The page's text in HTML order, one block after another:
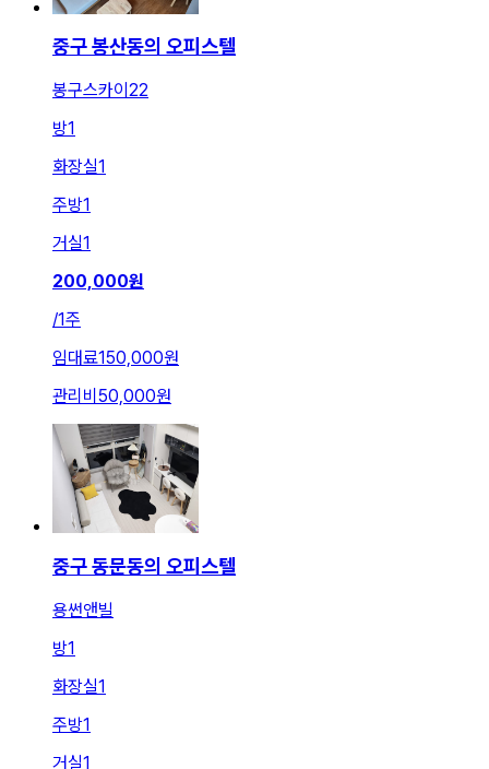
중구 봉산동의 오피스텔
봉구스카이22
방1
화장실1
주방1
거실1
200,000원
/1주
임대료150,000원
관리비 50,000원
중구 동문동의 오피스텔
용썬앤빌
방1
화장실1
주방1
거실1